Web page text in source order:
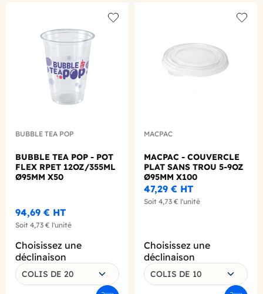
BUBBLE TEA POP
BUBBLE TEA POP - POT
FLEX RPET 12OZ/355ML
Ø95MM X50
94,69 € HT
Soit 4,73 € l'unité
Choisissez une
déclinaison
COLIS DE 20
MACPAC
MACPAC - COUVERCLE
PLAT SANS TROU 5-9OZ
Ø95MM X100
47,29 € HT
Soit 4,73 € l'unité
Choisissez une
déclinaison
COLIS DE 10